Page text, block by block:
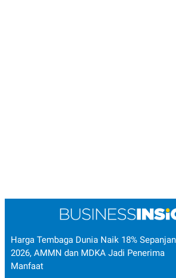
Harga Tembaga Dunia Naik 18%
2026, AMMN dan MDKA Jadi Penerima
Manfaat